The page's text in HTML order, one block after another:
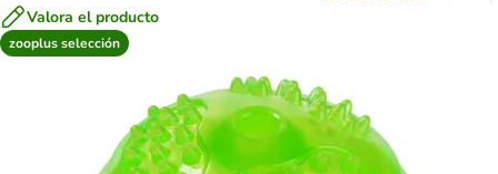
Valora el producto
zooplus selección